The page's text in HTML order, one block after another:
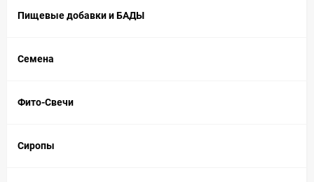
Пищевые добавки и БАДЫ
Семена
Фито-Свечи
Сиропы